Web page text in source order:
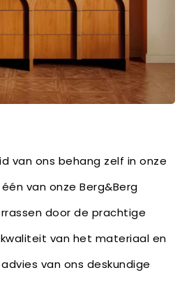
van ons behang zelf in onze
van onze Berg&Berg
door de prachtige
van het materiaal en
van ons deskundige